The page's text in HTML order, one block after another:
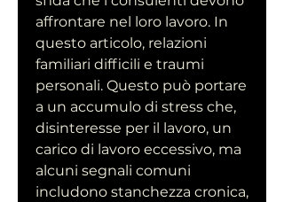
affrontare nel loro lavoro. In
questo articolo, relazioni
familiari difficili e traumi
personali. Questo può portare
a un accumulo di stress che,
disinteresse per il lavoro, un
carico di lavoro eccessivo, ma
alcuni segnali comuni
includono stanchezza cronica,